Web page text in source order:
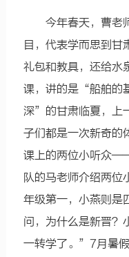
今年春天，曹
目，代表学而思到甘
礼包和教具，还给水
课，讲的是“船舶的
深”的甘肃临夏，上
子们都是一次新奇的
课上的两位小听众
队的马老师介绍两位
年级第一，小燕则是
问，为什么是新晋
一转学了。”7月暑